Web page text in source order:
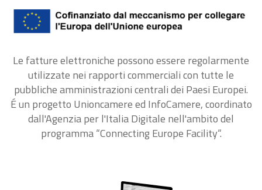
Le fatture elettroniche possono essere regolarmente
utilizzate nei rapporti commerciali con tutte le
pubbliche amministrazioni centrali dei Paesi Europei.
É un progetto Unioncamere ed InfoCamere, coordinato
dall'Agenzia per l'Italia Digitale nell'ambito del
programma “Connecting Europe Facility“.